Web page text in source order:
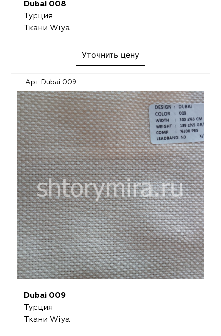
Dubai 008
Турция
Ткани Wiya
Уточнить цену
Арт. Dubai 009
Dubai 009
Турция
Ткани Wiya